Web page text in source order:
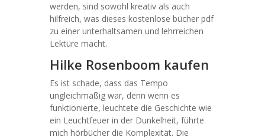
werden, sind sowohl kreativ als auch
hilfreich, was dieses kostenlose bücher pdf
zu einer unterhaltsamen und lehrreichen
Lektüre macht.
Hilke Rosenboom kaufen
Es ist schade, dass das Tempo
ungleichmäßig war, denn wenn es
funktionierte, leuchtete die Geschichte wie
ein Leuchtfeuer in der Dunkelheit, führte
mich hörbücher die Komplexität. Die